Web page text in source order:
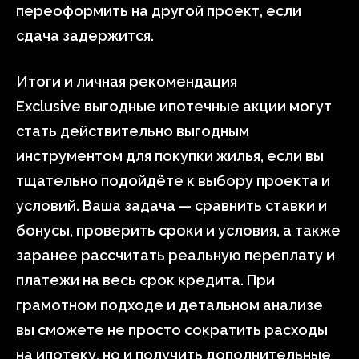
переоформить на другой проект, если
сдача задержится.
Итоги и личная рекомендация
Exclusive выгодные ипотечные акции могут
стать действительно выгодным
инструментом для покупки жилья, если вы
тщательно подойдёте к выбору проекта и
условий. Ваша задача — сравнить ставки и
бонусы, проверить сроки и условия, а также
заранее рассчитать реальную переплату и
платежи на весь срок кредита. При
грамотном подходе и детальном анализе
вы сможете не просто сократить расходы
на ипотеку, но и получить дополнительные